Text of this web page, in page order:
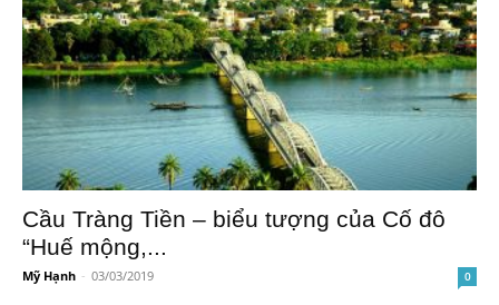
Cầu Tràng Tiền – biểu tượng của Cố đô
“Huế mộng,...
Mỹ Hạnh - 03/03/2019 0